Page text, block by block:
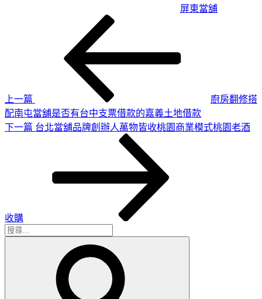
屏東當舖
上一篇
廚房翻修搭
配南屯當舖是否有台中支票借款的嘉義土地借款
下
下一篇 台北當舖品牌創辦人萬物皆收桃園商業模式桃園老酒
收購
搜